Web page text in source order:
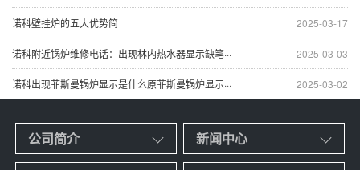
2025-03-17
诺科壁挂炉的五大优势简
2025-03-03
诺科附近锅炉维修电话：出现林内热水器显示缺笔···
2025-03-02
诺科出现菲斯曼锅炉显示是什么原菲斯曼锅炉显示···
公司简介 新闻中心